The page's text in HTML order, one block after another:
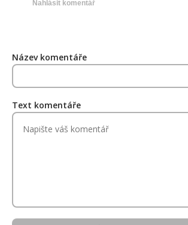
Nahlásit komentář
Název komentáře
Text komentáře